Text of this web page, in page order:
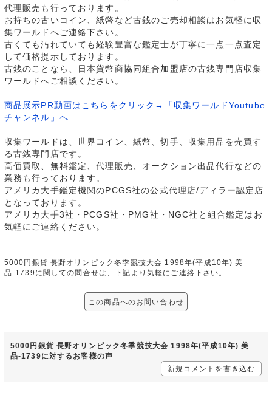
代理販売も行っております。
お持ちの古いコイン、紙幣など古銭のご売却相談はお気軽に収
集ワールドへご連絡下さい。
古くても汚れていても経験豊富な鑑定士が丁寧に一点一点査定
して価格提示しております。
古銭のことなら、日本貨幣商協同組合加盟店の古銭専門店収集
ワールドへご相談ください。
商品展示PR動画はこちらをクリック→「収集ワールドYoutube
チャンネル」へ
収集ワールドは、世界コイン、紙幣、切手、収集用品を売買す
る古銭専門店です。
高価買取、無料鑑定、代理販売、オークション出品代行などの
業務も行っております。
アメリカ大手鑑定機関のPCGS社の公式代理店/ディラー認定店
となっております。
アメリカ大手3社・PCGS社・PMG社・NGC社と組合鑑定はお
気軽にご連絡ください。
5000円銀貨 長野オリンピック冬季競技大会 1998年(平成10年) 美
品-1739に関しての問合せは、下記より気軽にご連絡下さい。
この商品へのお問い合わせ
5000円銀貨 長野オリンピック冬季競技大会 1998年(平成10年) 美
品-1739に対するお客様の声
新規コメントを書き込む